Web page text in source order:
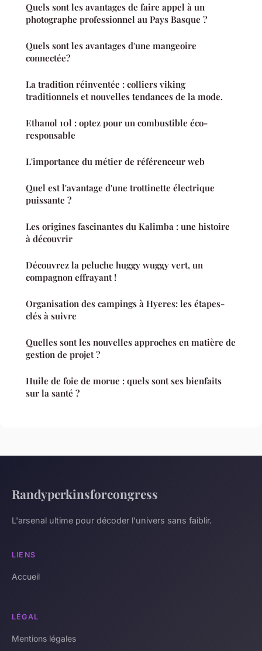
Quels sont les avantages de faire appel à un
photographe professionnel au Pays Basque ?
Quels sont les avantages d'une mangeoire
connectée?
La tradition réinventée : colliers viking
traditionnels et nouvelles tendances de la mode.
Ethanol 10l : optez pour un combustible éco-
responsable
L'importance du métier de référenceur web
Quel est l'avantage d'une trottinette électrique
puissante ?
Les origines fascinantes du Kalimba : une histoire
à découvrir
Découvrez la peluche huggy wuggy vert, un
compagnon effrayant !
Organisation des campings à Hyeres: les étapes-
clés à suivre
Quelles sont les nouvelles approches en matière de
gestion de projet ?
Huile de foie de morue : quels sont ses bienfaits
sur la santé ?
Randyperkinsforcongress
L'arsenal ultime pour décoder l'univers sans faiblir.
LIENS
Accueil
LÉGAL
Mentions légales